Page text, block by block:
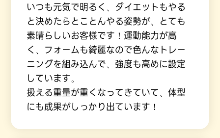
いつも元気で明るく、ダイエットもやる
と決めたらとことんやる姿勢が、とても
素晴らしいお客様です！運動能力が高
く、フォームも綺麗なので色んなトレー
ニングを組み込んで、強度も高めに設定
しています。
扱える重量が重くなってきていて、体型
にも成果がしっかり出ています！